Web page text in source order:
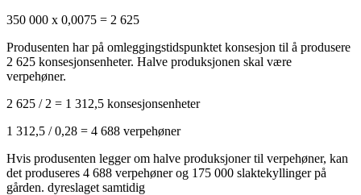
350 000 x 0,0075 = 2 625
Produsenten har på omleggingstidspunktet konsesjon til å produsere
2 625 konsesjonsenheter. Halve produksjonen skal være
verpehøner.
2 625 / 2 = 1 312,5 konsesjonsenheter
1 312,5 / 0,28 = 4 688 verpehøner
Hvis produsenten legger om halve produksjoner til verpehøner, kan
det produseres 4 688 verpehøner og 175 000 slaktekyllinger på
gården. dyreslaget samtidig